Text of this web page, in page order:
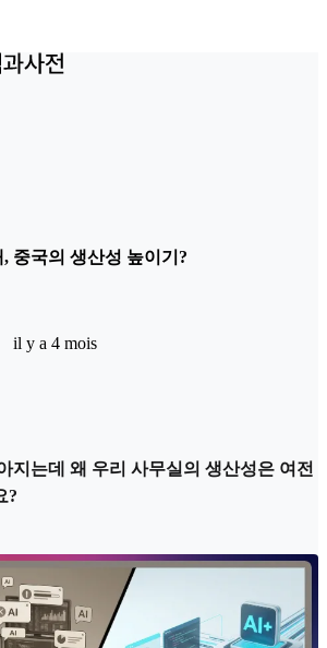
중국의 생산성 높이기?
il y a 4 mois
지는데 왜 우리 사무실의 생산성은 여전
?